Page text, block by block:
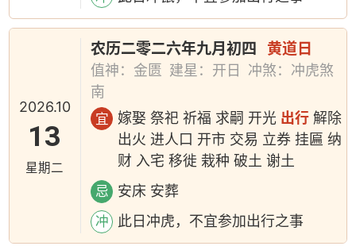
2026.10
13
星期二
农历二零二六年九月初四 黄道日
值神：金匮 建星：开日
冲煞：冲虎煞
南
宜 嫁娶 祭祀 祈福 求嗣 开光 出行 解除
出火 进人口 开市 交易 立券 挂匾 纳
财 入宅 移徙 栽种 破土 谢土
忌 安床 安葬
冲 此日冲虎，不宜参加出行之事